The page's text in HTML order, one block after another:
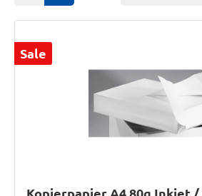
Sale